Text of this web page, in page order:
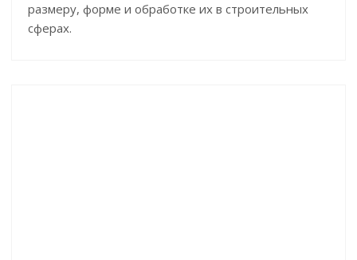
размеру, форме и обработке их в строительных
сферах.